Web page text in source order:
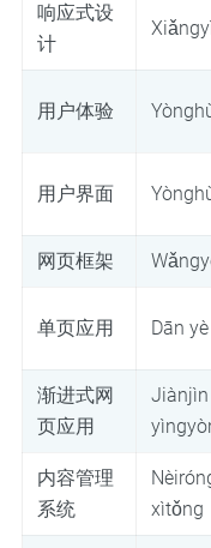
响应式设
计
用户体验
用户界面
网页框架
单页应用 Dān
渐进式网
页应用
内容管理
系统
xìtǒng